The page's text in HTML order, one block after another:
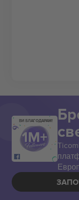
ВИ БЛАГОДАРАМ!